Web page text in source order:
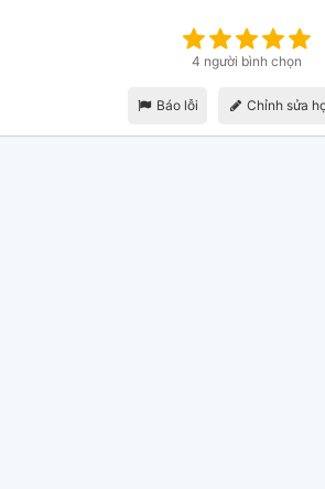
4 người bình chọn
Báo lỗi Chỉnh sửa